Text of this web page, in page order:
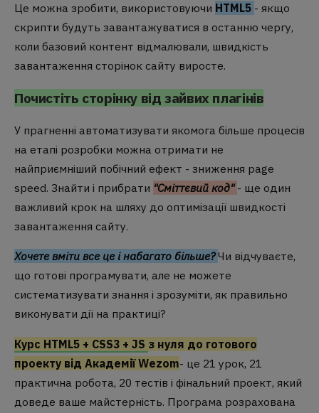
Це можна зробити, використовуючи HTML5 - якщо
скрипти будуть завантажуватися в останню чергу,
коли базовий контент відмалювали, швидкість
завантаження сторінок сайту виросте.
Почистіть сторінку від зайвих плагінів
У прагненні автоматизувати якомога більше процесів
на етапі розробки можна отримати не
найприємніший побічний ефект - зниження page
speed. Знайти і прибрати "Сміттєвий код"- ще один
важливий крок на шляху до оптимізації швидкості
завантаження сайту.
Хочете вміти все це і набагато більше?Чи відчуваєте,
що готові програмувати, але не можете
систематизувати знання і зрозуміти, як правильно
виконувати дії на практиці?
Курс HTML5 + CSS3 + JS з нуля до готового
проекту від Академії Wezom- це 21 урок, 21
практична робота, 20 тестів і фінальний проект, який
доведе ваше майстерність. Програма розрахована